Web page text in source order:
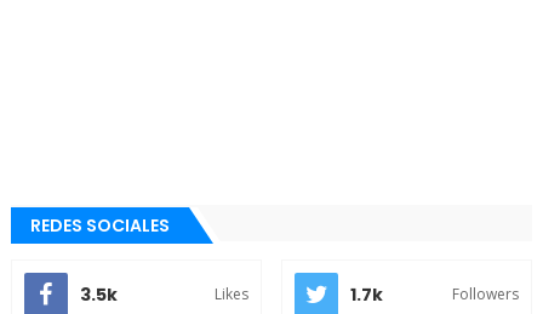
REDES SOCIALES
3.5k Likes 1.7k Followers